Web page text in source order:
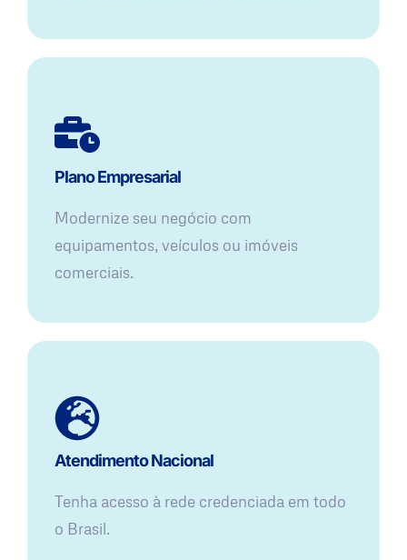
Plano Empresarial
Modernize seu negócio com
equipamentos, veículos ou imóveis
comerciais.
Atendimento Nacional
Tenha acesso à rede credenciada em todo
o Brasil.